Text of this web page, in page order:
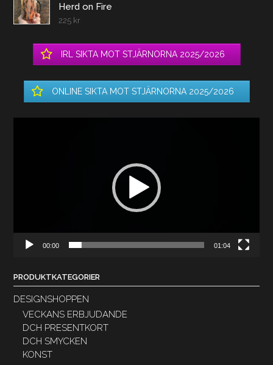
Herd on Fire
225 kr
IRL SIKTA MOT STJÄRNORNA 2025/2026
ONLINE SIKTA MOT STJÄRNORNA 2025/2026
00:00 01:04
PRODUKTKATEGORIER
DESIGNSHOPPEN
VECKANS ERBJUDANDE
DCH PRESENTKORT
DCH SMYCKEN
KONST